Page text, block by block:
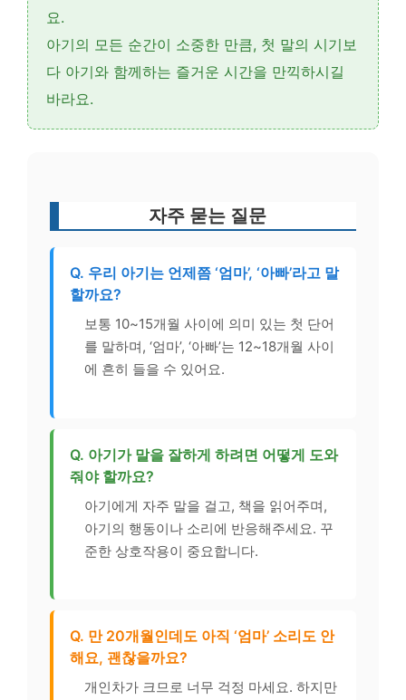
요.
아기의 모든 순간이 소중한 만큼, 첫 말의 시기보
다 아기와 함께하는 즐거운 시간을 만끽하시길
바라요.
자주 묻는 질문
Q. 우리 아기는 언제쯤 ‘엄마’, ‘아빠’라고 말
할까요?
보통 10~15개월 사이에 의미 있는 첫 단어
를 말하며, ‘엄마’, ‘아빠’는 12~18개월 사이
에 흔히 들을 수 있어요.
Q. 아기가 말을 잘하게 하려면 어떻게 도와
줘야 할까요?
아기에게 자주 말을 걸고, 책을 읽어주며,
아기의 행동이나 소리에 반응해주세요. 꾸
준한 상호작용이 중요합니다.
Q. 만 20개월인데도 아직 ‘엄마’ 소리도 안
해요, 괜찮을까요?
개인차가 크므로 너무 걱정 마세요. 하지만